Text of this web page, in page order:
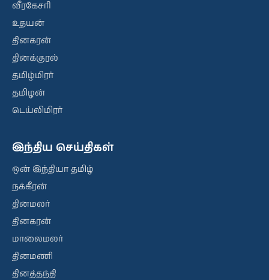
வீரகேசரி
உதயன்
தினகரன்
தினக்குரல்
தமிழ்மிரர்
தமிழன்
டெய்லிமிரர்
இந்திய செய்திகள்
ஒன் இந்தியா தமிழ்
நக்கீரன்
தினமலர்
தினகரன்
மாலைமலர்
தினமணி
தினத்தந்தி